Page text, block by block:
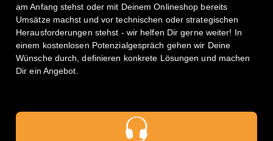
am Anfang stehst oder mit Deinem Onlineshop bereits
Umsätze machst und vor technischen oder strategischen
Herausforderungen stehst - wir helfen Dir gerne weiter! In
einem kostenlosen Potenzialgespräch gehen wir Deine
Wünsche durch, definieren konkrete Lösungen und machen
Dir ein Angebot.